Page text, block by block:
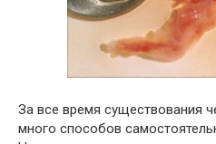
За все время существования
много способов